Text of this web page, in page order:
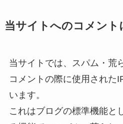
当サイトへのコメント
当サイトでは、スパム・荒
コメントの際に使用された
います。
これはブログの標準機能と